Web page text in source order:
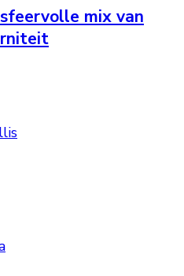
mix van